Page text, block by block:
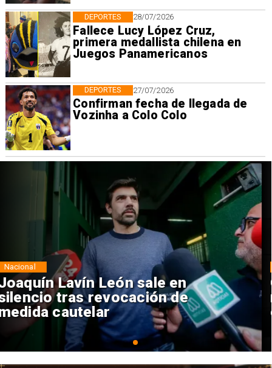
28/07/2026
Fallece Lucy López Cruz,
primera medallista chilena en
Juegos Panamericanos
DEPORTES
27/07/2026
Confirman fecha de llegada de
Vozinha a Colo Colo
DEPORTES
Chile y Venezuela formalizan
reinicio de relaciones
consulares
Nacional